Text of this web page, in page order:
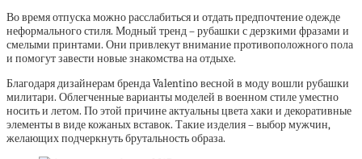
Во время отпуска можно расслабиться и отдать предпочтение одежде
неформального стиля. Модный тренд – рубашки с дерзкими фразами и
смелыми принтами. Они привлекут внимание противоположного пола
и помогут завести новые знакомства на отдыхе.
Благодаря дизайнерам бренда Valentino весной в моду вошли рубашки
милитари. Облегченные варианты моделей в военном стиле уместно
носить и летом. По этой причине актуальны цвета хаки и декоративные
элементы в виде кожаных вставок. Такие изделия – выбор мужчин,
желающих подчеркнуть брутальность образа.